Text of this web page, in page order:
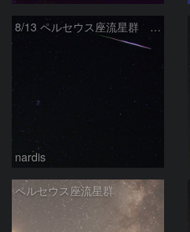
8/13 ペルセウス座流星群 ヒアデス・プレアデスと共に
nardis
ペルセウス座流星群